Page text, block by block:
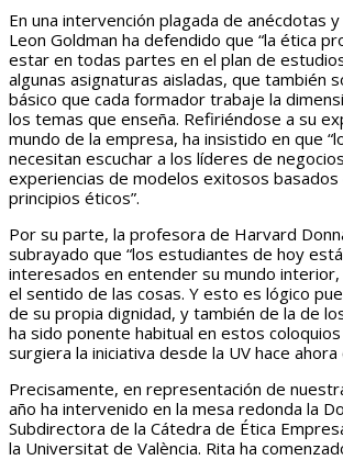
En una intervención plagada de anécdotas
Leon Goldman ha defendido que “la ética
estar en todas partes en el plan de
algunas asignaturas aisladas, que también
básico que cada formador trabaje la
los temas que enseña. Refiriéndose a su
mundo de la empresa, ha insistido en que
necesitan escuchar a los líderes de
experiencias de modelos exitosos
principios éticos”.
Por su parte, la profesora de Harvard
subrayado que “los estudiantes de hoy
interesados en entender su mundo
el sentido de las cosas. Y esto es lógico
de su propia dignidad, y también de la de
ha sido ponente habitual en estos
surgiera la iniciativa desde la UV hace ahora
Precisamente, en representación de
año ha intervenido en la mesa redonda la
Subdirectora de la Cátedra de Ética
la Universitat de València. Rita ha